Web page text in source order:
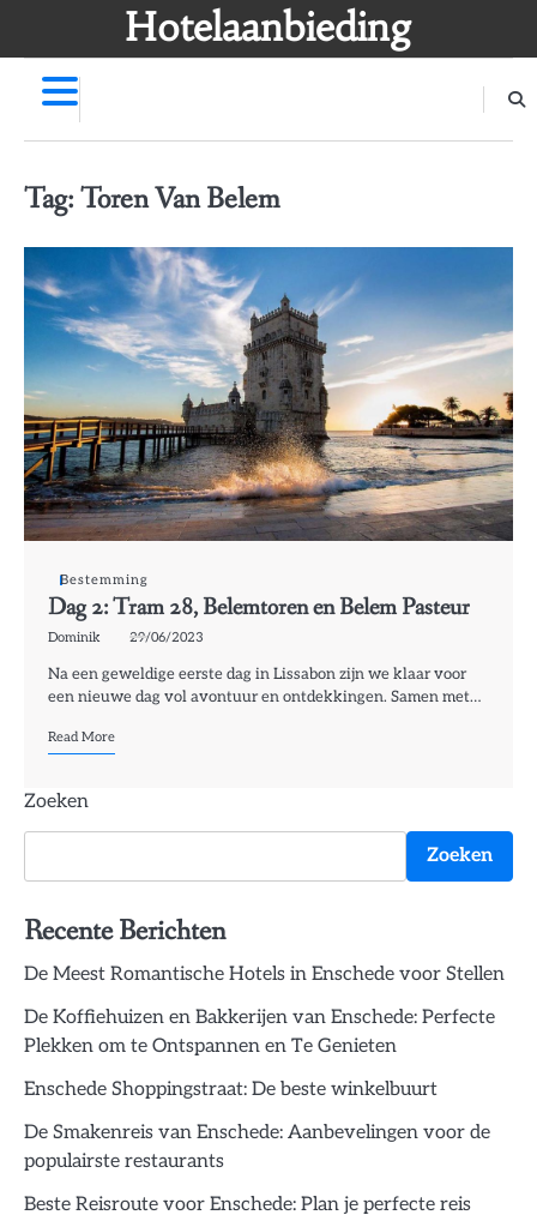
Hotelaanbieding
Tag:Toren Van Belem
Bestemming
Dag 2: Tram 28, Belemtoren en Belem Pasteur
Dominik 29/06/2023
Na een geweldige eerste dag in Lissabon zijn we klaar voor
een nieuwe dag vol avontuur en ontdekkingen. Samen met…
Read More
Zoeken
Zoeken
Recente Berichten
De Meest Romantische Hotels in Enschede voor Stellen
De Koffiehuizen en Bakkerijen van Enschede: Perfecte
Plekken om te Ontspannen en Te Genieten
Enschede Shoppingstraat: De beste winkelbuurt
De Smakenreis van Enschede: Aanbevelingen voor de
populairste restaurants
Beste Reisroute voor Enschede: Plan je perfecte reis